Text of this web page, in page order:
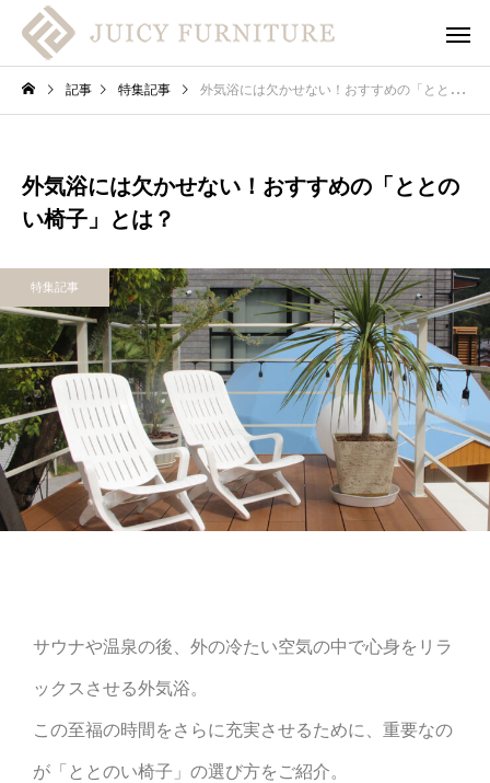
記事 特集記事 外気浴には欠かせない！おすすめの「ととのい椅子」とは？
外気浴には欠かせない！おすすめの「ととの
い椅子」とは？
特集記事
サウナや温泉の後、外の冷たい空気の中で心身をリラ
ックスさせる外気浴。
この至福の時間をさらに充実させるために、重要なの
が「ととのい椅子」の選び方をご紹介。